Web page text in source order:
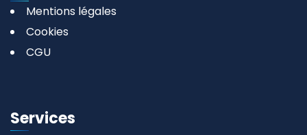
Mentions légales
Cookies
CGU
Services